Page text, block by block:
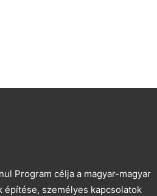
Program célja a magyar-magyar
építése, személyes kapcsolatok